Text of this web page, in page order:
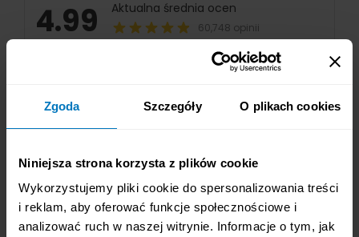
Zgoda Szczegóły O plikach cookies
Niniejsza strona korzysta z plików cookie
Wykorzystujemy pliki cookie do spersonalizowania treści
i reklam, aby oferować funkcje społecznościowe i
analizować ruch w naszej witrynie. Informacje o tym, jak